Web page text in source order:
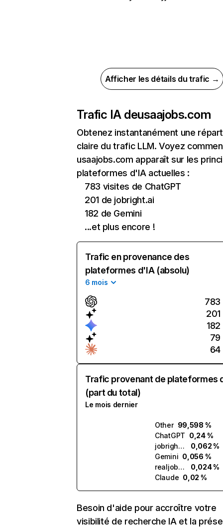
Afficher les détails du trafic →
Trafic IA deusaajobs.com
Obtenez instantanément une
claire du trafic LLM. Voyez
usaajobs.com apparaît sur les
plateformes d'IA actuelles :
783 visites de ChatGPT
201 de jobright.ai
182 de Gemini
...et plus encore !
Trafic en provenance des
plateformes d'IA (absolu)
6 mois
783
201
182
79
64
Trafic provenant de plateformes
(part du total)
Le mois dernier
Other 99,598 %
ChatGPT 0,24 %
jobright.ai
0,062 %
Gemini 0,056 %
realjobs.ai
0,024 %
Claude 0,02 %
Besoin d'aide pour accroître votre
visibilité de recherche IA et la